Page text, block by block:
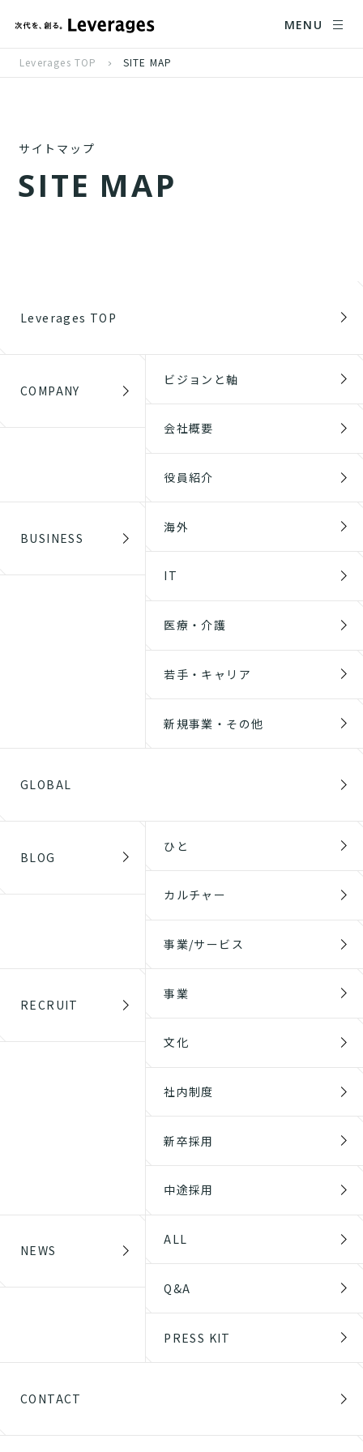
MENU
Leverages TOP SITE MAP
サイトマップ
SITE MAP
Leverages TOP
COMPANY
ビジョンと軸
会社概要
役員紹介
BUSINESS
海外
IT
医療・介護
若手・キャリア
新規事業・その他
GLOBAL
BLOG
ひと
カルチャー
事業/サービス
RECRUIT
事業
文化
社内制度
新卒採用
中途採用
NEWS
ALL
Q&A
PRESS KIT
CONTACT